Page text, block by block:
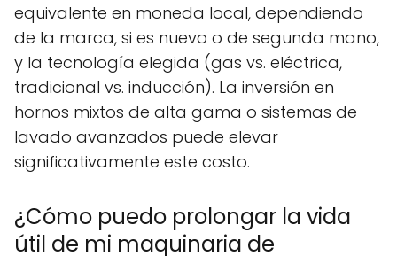
equivalente en moneda local, dependiendo
de la marca, si es nuevo o de segunda mano,
y la tecnología elegida (gas vs. eléctrica,
tradicional vs. inducción). La inversión en
hornos mixtos de alta gama o sistemas de
lavado avanzados puede elevar
significativamente este costo.
¿Cómo puedo prolongar la vida
útil de mi maquinaria de